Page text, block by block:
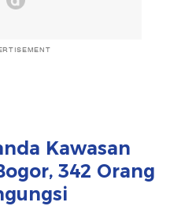
Kawasan
342 Orang